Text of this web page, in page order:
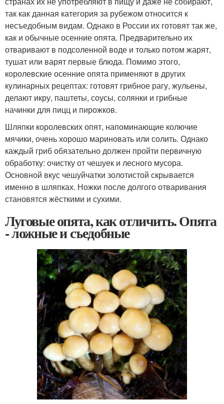
так как данная категория за рубежом относится к
несъедобным видам. Однако в России их готовят так же,
как и обычные осенние опята. Предварительно их
отваривают в подсоленной воде и только потом жарят,
тушат или варят первые блюда. Помимо этого,
королевские осенние опята применяют в других
кулинарных рецептах: готовят грибное рагу, жульены,
делают икру, паштеты, соусы, солянки и грибные
начинки для пицц и пирожков.
Шляпки королевских опят, напоминающие колючие
мячики, очень хорошо мариновать или солить. Однако
каждый гриб обязательно должен пройти первичную
обработку: очистку от чешуек и лесного мусора.
Основной вкус чешуйчатки золотистой скрывается
именно в шляпках. Ножки после долгого отваривания
становятся жёсткими и сухими.
Луговые опята, как отличить. Опята
- ложные и съедобные